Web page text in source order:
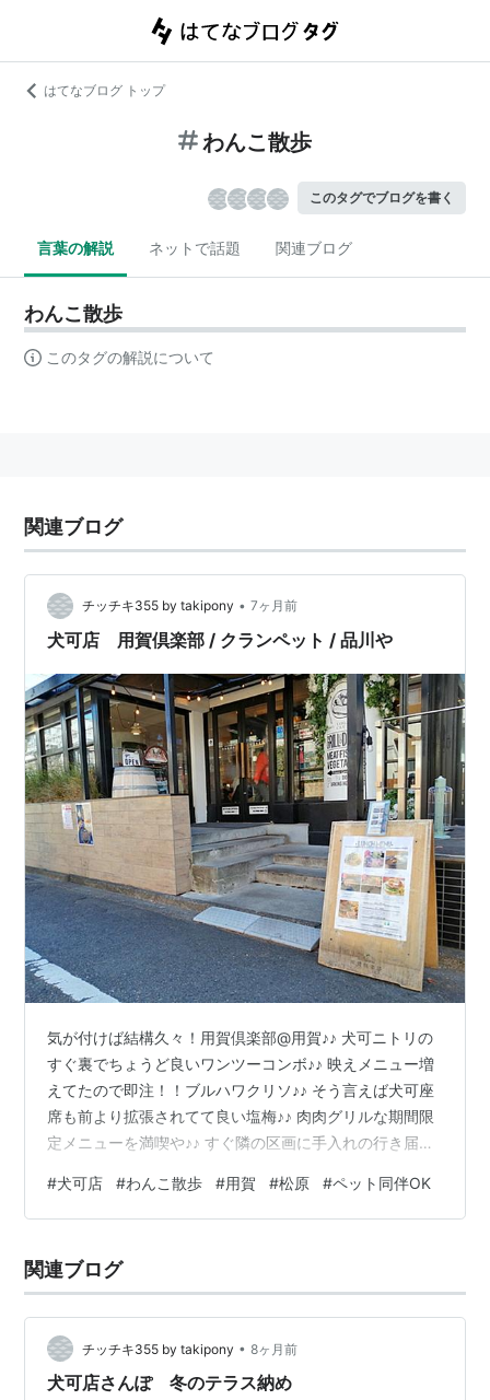
はてなブログ トップ
わんこ散歩
このタグでブログを書く
言葉の解説 ネットで話題 関連ブログ
わんこ散歩
このタグの解説について
関連ブログ
チッチキ355 by takipony • 7ヶ月前
犬可店 用賀倶楽部 / クランペット / 品川や
気が付けば結構久々！用賀倶楽部@用賀♪♪ 犬可ニトリの
すぐ裏でちょうど良いワンツーコンボ♪♪ 映えメニュー増
えてたので即注！！ブルハワクリソ♪♪ そう言えば犬可座
席も前より拡張されてて良い塩梅♪♪ 肉肉グリルな期間限
定メニューを満喫や♪♪ すぐ隣の区画に手入れの行き届い
森緑地」を発見♪♪ これ系の公園は今まで決まって犬不可
だったのだが、なんとここは犬可でビックリ!!世田谷すご
新規開拓！クランペット@上野毛♪♪ 以前からお店の存在
は知ってたものの、場所的に？なかなか来れてなかった
#犬可店 #わんこ散歩 #用賀 #松原 #ペット同伴OK
関連ブログ
チッチキ355 by takipony • 8ヶ月前
犬可店さんぽ 冬のテラス納め